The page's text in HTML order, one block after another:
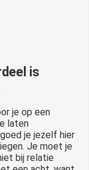
is
je op een
laten
je jezelf hier
Je moet je
bij relatie